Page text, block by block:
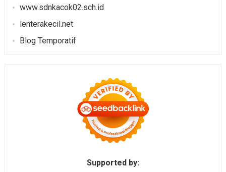
www.sdnkacok02.sch.id
lenterakecil.net
Blog Temporatif
Supported by: